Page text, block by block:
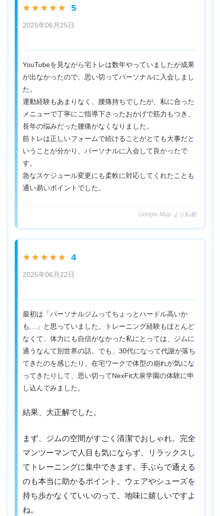
★★★★★ 5
2025年06月25日
YouTubeを見ながら宅トレは数年やっていましたが成果
が出なかったので、思い切ってパーソナルに入会しまし
た。
運動経験もあまりなく、腰痛持ちでしたが、私に合った
メニューで丁寧にご指導下さったおかげで筋力もつき、
長年の悩みだった腰痛がなくなりました。
筋トレは正しいフォームで続けることがとても大事だと
いうことが分かり、パーソナルに入会して良かったで
す。
急なスケジュール変更にも柔軟に対応してくれたことも
通い易いポイントでした。
Google Map より転載
★★★★★ 4
2025年06月22日
最初は「パーソナルジムってちょっとハードル高いか
も…」と思っていました。トレーニング経験もほとんど
なくて、体力にも自信がなかった私にとっては、ジムに
通うなんて別世界の話。でも、30代になって代謝が落ち
てきたのを感じたり、在宅ワークで体型の崩れが気にな
ってきたりして、思い切ってNexFit大泉学園の体験に申
し込んでみました。
結果、大正解でした。
まず、ジムの空間がすごく清潔でおしゃれ。完全
マンツーマンで人目も気にならず、リラックスし
てトレーニングに集中できます。手ぶらで通える
のも本当に助かるポイント。ウェアやシューズを
持ち歩かなくていいのって、地味に嬉しいですよ
ね。